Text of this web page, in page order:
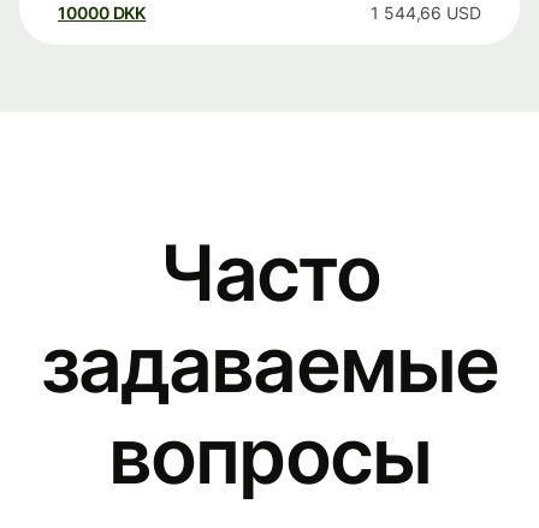
10000 DKK 1 544,66 USD
Часто
задаваемые
вопросы